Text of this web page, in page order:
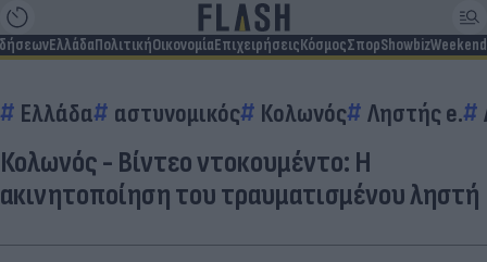
ΕλλάδαΠολιτικήΟικονομίαΕπιχειρήσειςΚόσμοςΣπορShowbizWeekend
Ελλάδα αστυνομικός Κολωνός Ληστής e.
Κολωνός - Βίντεο ντοκουμέντο: Η
ακινητοποίηση του τραυματισμένου ληστή